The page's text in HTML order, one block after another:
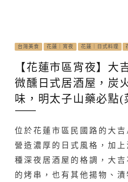
台灣美食 花蓮｜宵夜 花蓮｜日式料理
【花蓮市區宵夜】大
微醺日式居酒屋，炭
味，明太子山藥必點(
位於花蓮市區民國路的大
營造濃厚的日式風格，加
種深夜居酒屋的格調，大
的烤串，也有其他揚物、